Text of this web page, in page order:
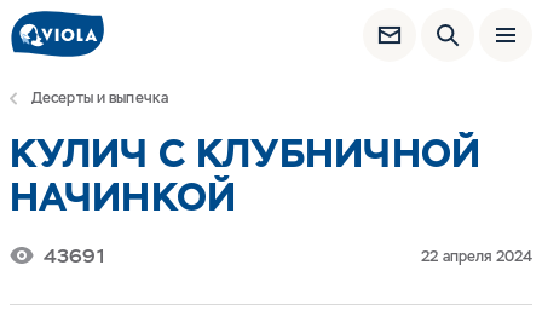
Десерты и выпечка
КУЛИЧ С КЛУБНИЧНОЙ
НАЧИНКОЙ
43691 22 апреля 2024